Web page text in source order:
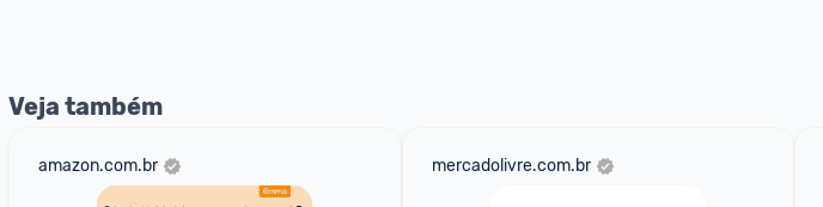
Veja também
amazon.com.br mercadolivre.com.br